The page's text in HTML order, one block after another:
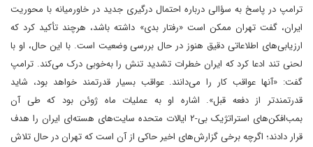
ترامپ در پاسخ به سؤالی درباره احتمال درگیری جدید در خاورمیانه با محوریت
ایران، گفت تهران ممکن است «رفتار بدی» داشته باشد، هرچند تأکید کرد که
ارزیابی‌های اطلاعاتی دقیق هنوز در حال بررسی وضعیت است. با این حال، او با
لحنی تند ادعا کرد که ایران خطرات تشدید تنش را به‌خوبی درک می‌کند. ترامپ
گفت: «آنها عواقب کار را می‌دانند. عواقب بسیار قدرتمند خواهد بود، شاید
قدرتمندتر از دفعه قبل». اشاره او به عملیات ماه ژوئن بود که طی آن
بمب‌افکن‌های استراتژیک بی-۲ ایالات متحده سایت‌های هسته‌ای ایران را هدف
قرار دادند؛ اگرچه برخی گزارش‌های اخیر حاکی از آن است که تهران در حال تلاش